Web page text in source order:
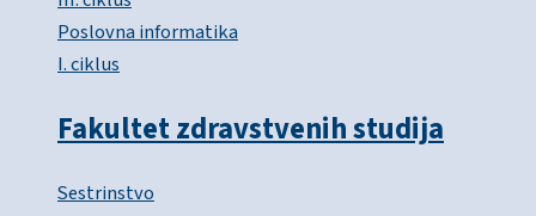
Poslovna informatika
I. ciklus
Fakultet zdravstvenih studija
Sestrinstvo